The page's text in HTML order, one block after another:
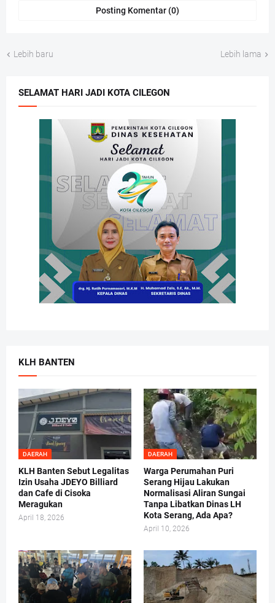
Posting Komentar (0)
Lebih baru Lebih lama
SELAMAT HARI JADI KOTA CILEGON
KLH BANTEN
DAERAH
KLH Banten Sebut Legalitas
Izin Usaha JDEYO Billiard
dan Cafe di Cisoka
Meragukan
April 18, 2026
DAERAH
Warga Perumahan Puri
Serang Hijau Lakukan
Normalisasi Aliran Sungai
Tanpa Libatkan Dinas LH
Kota Serang, Ada Apa?
April 10, 2026